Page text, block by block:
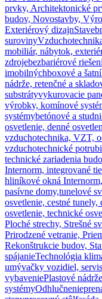
prvky, Architektonické
budov, Novostavby,
Exteriérový dizajn
suroviny
mobiliár, nábytok,
zdrojebezbariérové
imobilnýchboxové a
nádrže, retenčné a
substrátyvykurovacie
výrobky, komínové
systémybetónové a
osvetlenie, denné
vzduchotechnika, VZT,
vzduchotechnické
technické zariadenia
Internorm, integrované
hliníkové okná
pasívne domy,tunelové
osvetlenie, cestné
osvetlenie, technické
Ploché strechy, Strešné
Prirodzené vetranie,
Rekonštrukcie budov,
spájanieTechnológia
umývačky vozidiel,
vybaveniePlastové
systémyOdhlučnenie